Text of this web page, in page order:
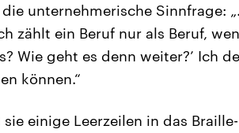
unternehmerische Sinnfrage:
zählt ein Beruf nur als Beruf,
Wie geht es denn weiter?’ Ich
können.“
einige Leerzeilen in das